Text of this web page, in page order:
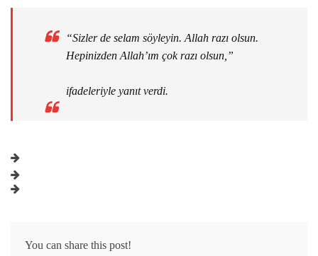
“Sizler de selam söyleyin. Allah razı olsun.
Hepinizden Allah’ım çok razı olsun,”
ifadeleriyle yanıt verdi.
You can share this post!